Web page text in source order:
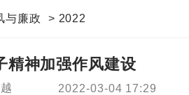
与廉政 > 2022
精神加强作风建设
2022-03-04 17:29